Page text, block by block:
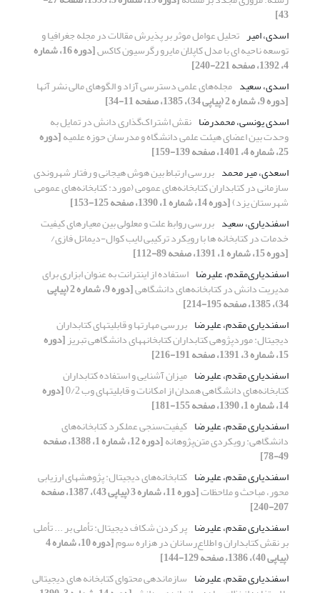
43]
اسدی، امیر تحلیل عوامل موثر بر پذیرش مقالات در مجله جغرافیا و
توسعه ناحیه ای با مدل کاپلان مایرو رگرسیون کاکس [دوره 16، شماره
4، 1392، صفحه 221-240]
اسدی، سعید مجله‌های علمی دسترسی آزاد و الگوهای مالی نشر آنها
[دوره 9، شماره 2 (پیاپی 34)، 1385، صفحه 11-34]
اسدی یونسی، محمدرضا نقش اشتراک‌گذاری دانش در تمایل به
وحدت بین اعضای هیئت علمی دانشگاه و مدرسان حوزه علمیه[دوره
25، شماره 4، 1401، صفحه 139-159]
اسعدی، میر محمد بررسی ارتباط بین هوش هیجانی و رفتار شهروندی
سازمانی در کتابداران کتابخانه‌های عمومی (مورد: کتابخانه‌های عمومی
شهرستان یزد)[دوره 14، شماره 1، 1390، صفحه 125-153]
اسفندیاری، سعید بررسی روابط علت و معلولی بین معیارهای کیفیت
خدمات در کتابخانه ها با رویکرد ترکیبی لایب کوال-دیماتل فازی/
[دوره 15، شماره 1، 1391، صفحه 89-112]
اسفندیاری‌مقدم، علیرضا استفاده از اینترانت به عنوان ابزاری برای
مدیریت دانش در کتابخانه‌های دانشگاهی [دوره 9، شماره 2 (پیاپی
34)، 1385، صفحه 195-214]
اسفندیاری مقدم، علیرضا بررسی مهارتها و قابلیتهای کتابداران
دیجیتال: موردپژوهی کتابداران کتابخانه‎های دانشگاهی تبریز [دوره
15، شماره 3، 1391، صفحه 191-216]
اسفندیاری مقدم، علیرضا میزان آشنایی و استفاده کتابداران
کتابخانه‌های دانشگاهی همدان از امکانات و قابلیتهای وب 0/2 [دوره
14، شماره 1، 1390، صفحه 155-181]
اسفندیاری مقدم، علیرضا کیفیت‌‌سنجی عملکرد کتابخانه‌‌های
دانشگاهی: رویکردی متن‌‌پژوهانه [دوره 12، شماره 1، 1388، صفحه
49-78]
اسفندیاری مقدم، علیرضا کتابخانه‌های دیجیتال: پژوهشهای ارزیابی
محور، مباحث و ملاحظات [دوره 11، شماره 3 (پیاپی 43)، 1387، صفحه
207-240]
اسفندیاری مقدم، علیرضا پر کردن شکاف دیجیتال: تأملی بر ... تأملی
بر نقش کتابداران و اطلاع‌رسانان در هزاره سوم [دوره 10، شماره 4
(پیاپی 40)، 1386، صفحه 129-144]
اسفندیاری مقدم، علیرضا سازماندهی محتوای کتابخانه های دیجیتالی